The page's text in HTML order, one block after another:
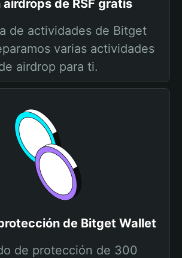
airdrops de RSF gratis
de actividades de Bitget
varias actividades
airdrop para ti.
de Bitget Wallet
de protección de 300